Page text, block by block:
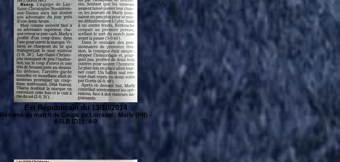
Est Républicain du 13/10/2014
Résumé du match de Coupe de Lorraine : Marly (PH) -
ASLB (D1) : 4-0